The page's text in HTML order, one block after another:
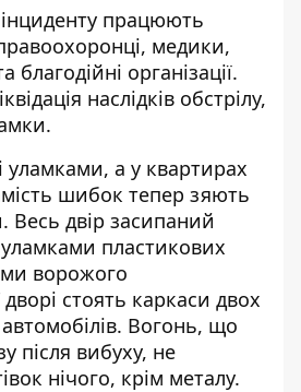
інциденту працюють
медики,
організації.
наслідків обстрілу,
уламками, а у квартирах
шибок тепер зяють
Весь двір засипаний
пластикових
ворожого
стоять каркаси двох
Вогонь, що
після вибуху, не
нічого, крім металу.